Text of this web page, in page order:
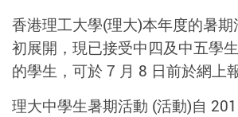
香港理工大學(理大)本年度的暑期
初展開，現已接受中四及中五學
的學生，可於 7 月 8 日前於網上報
理大中學生暑期活動 (活動)自